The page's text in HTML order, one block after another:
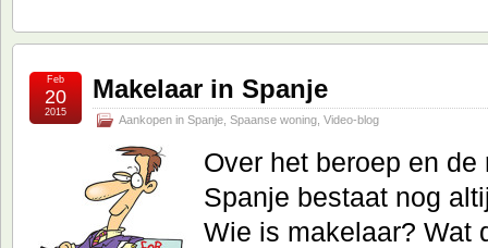
Makelaar in Spanje
Aankopen in Spanje Spaanse woning Video-blog
Feb
20
2015
Over het beroep en
Spanje bestaat nog
Wie is makelaar? Wat